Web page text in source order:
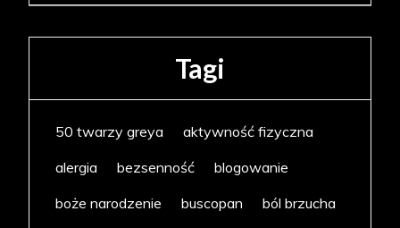
Tagi
50 twarzy greya
aktywność fizyczna
alergia
bezsenność
blogowanie
boże narodzenie
buscopan
ból brzucha